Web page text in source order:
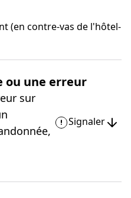
(en contre-vas de l'hôtel-
ou une erreur
sur
Signaler